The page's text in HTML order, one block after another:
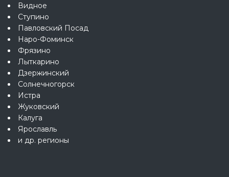
Видное
Ступино
Павловский Посад
Наро-Фоминск
Фрязино
Лыткарино
Дзержинский
Солнечногорск
Истра
Жуковский
Калуга
Ярославль
и др. регионы